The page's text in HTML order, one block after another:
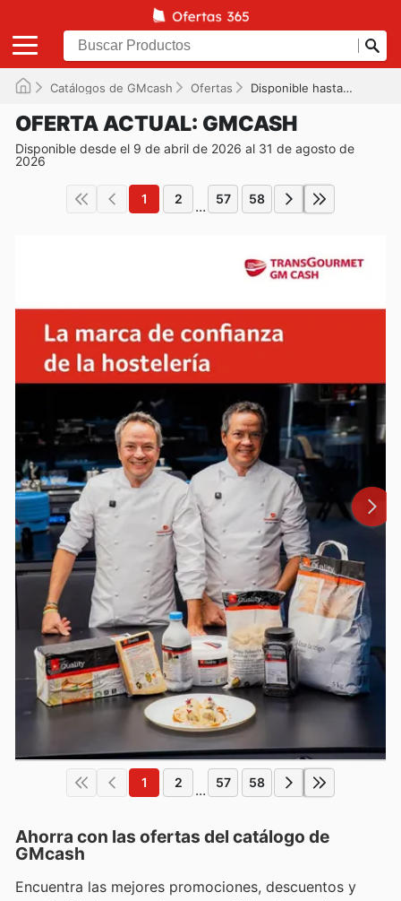
Catálogos de GMcash Ofertas Disponible hasta el 31/08/2026
OFERTA ACTUAL: GMCASH
Disponible desde el 9 de abril de 2026 al 31 de agosto de
2026
1 2 ... 57 58
1 2 ... 57 58
Ahorra con las ofertas del catálogo de
GMcash
Encuentra las mejores promociones, descuentos y